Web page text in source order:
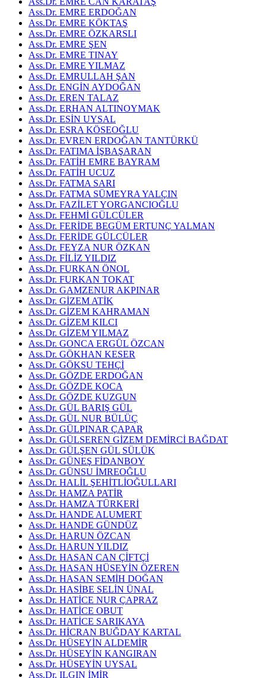
Ass.Dr. EMRE ERDOĞAN
Ass.Dr. EMRE KÖKTAŞ
Ass.Dr. EMRE ÖZKARSLI
Ass.Dr. EMRE ŞEN
Ass.Dr. EMRE TINAY
Ass.Dr. EMRE YILMAZ
Ass.Dr. EMRULLAH ŞAN
Ass.Dr. ENGİN AYDOĞAN
Ass.Dr. EREN TALAZ
Ass.Dr. ERHAN ALTINOYMAK
Ass.Dr. ESİN UYSAL
Ass.Dr. ESRA KÖSEOĞLU
Ass.Dr. EVREN ERDOĞAN TANTÜRKÜ
Ass.Dr. FATIMA İŞBAŞARAN
Ass.Dr. FATİH EMRE BAYRAM
Ass.Dr. FATİH UCUZ
Ass.Dr. FATMA SARI
Ass.Dr. FATMA SÜMEYRA YALÇIN
Ass.Dr. FAZİLET YORGANCIOĞLU
Ass.Dr. FEHMİ GÜLCÜLER
Ass.Dr. FERİDE BEGÜM ERTUNÇ YALMAN
Ass.Dr. FERİDE GÜLCÜLER
Ass.Dr. FEYZA NUR ÖZKAN
Ass.Dr. FİLİZ YILDIZ
Ass.Dr. FURKAN ÖNOL
Ass.Dr. FURKAN TOKAT
Ass.Dr. GAMZENUR AKPINAR
Ass.Dr. GİZEM ATİK
Ass.Dr. GİZEM KAHRAMAN
Ass.Dr. GİZEM KILCI
Ass.Dr. GİZEM YILMAZ
Ass.Dr. GONCA ERGÜL ÖZCAN
Ass.Dr. GÖKHAN KESER
Ass.Dr. GÖKSU TEHÇİ
Ass.Dr. GÖZDE ERDOĞAN
Ass.Dr. GÖZDE KOCA
Ass.Dr. GÖZDE KUZGUN
Ass.Dr. GÜL BARIŞ GÜL
Ass.Dr. GÜL NUR BÜLÜÇ
Ass.Dr. GÜLPINAR ÇAPAR
Ass.Dr. GÜLSEREN GİZEM DEMİRCİ BAĞDAT
Ass.Dr. GÜLŞEN GÜL SÜLÜK
Ass.Dr. GÜNEŞ FİDANBOY
Ass.Dr. GÜNSU İMREOĞLU
Ass.Dr. HALİL ŞEHİTLİOĞULLARI
Ass.Dr. HAMZA PATİR
Ass.Dr. HAMZA TÜRKERİ
Ass.Dr. HANDE ALUMERT
Ass.Dr. HANDE GÜNDÜZ
Ass.Dr. HARUN ÖZCAN
Ass.Dr. HARUN YILDIZ
Ass.Dr. HASAN CAN ÇİFTÇİ
Ass.Dr. HASAN HÜSEYİN ÖZEREN
Ass.Dr. HASAN SEMİH DOĞAN
Ass.Dr. HASİBE SELİN ÜNAL
Ass.Dr. HATİCE NUR ÇAPRAZ
Ass.Dr. HATİCE OBUT
Ass.Dr. HATİCE SARIKAYA
Ass.Dr. HİCRAN BUĞDAY KARTAL
Ass.Dr. HÜSEYİN ALDEMİR
Ass.Dr. HÜSEYİN KANGIRAN
Ass.Dr. HÜSEYİN UYSAL
Ass.Dr. ILGIN İMİR